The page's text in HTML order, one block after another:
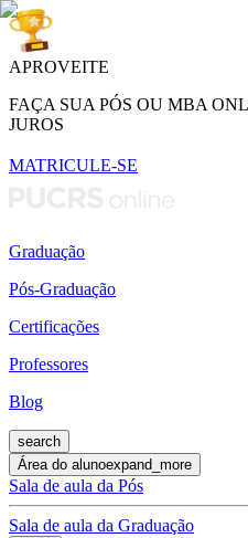
APROVEITE
FAÇA SUA PÓS OU MBA
JUROS
MATRICULE-SE
Graduação
Pós-Graduação
Certificações
Professores
Blog
search
Área do alunoexpand_more
Sala de aula da Pós
Sala de aula da Graduação